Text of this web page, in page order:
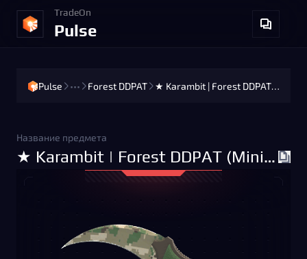
TradeOn
Pulse
Pulse ••• Forest DDPAT ★ Karambit | Forest DDPAT (Minimal Wear)
Название предмета
★ Karambit | Forest DDPAT (Minimal Wear)